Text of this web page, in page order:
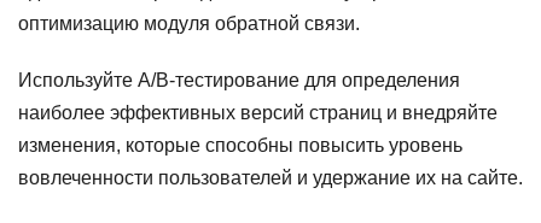
оптимизацию модуля обратной связи.
Используйте A/B-тестирование для определения
наиболее эффективных версий страниц и внедряйте
изменения, которые способны повысить уровень
вовлеченности пользователей и удержание их на сайте.